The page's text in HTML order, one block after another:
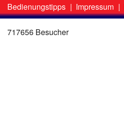
Zweit-
Menü
Bedienungstipps | Impressum |
717656 Besucher